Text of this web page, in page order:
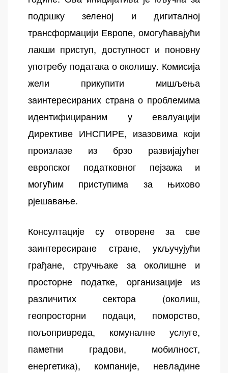
подршку зеленој и дигиталној
трансформацији Европе, омогућавајући
лакши приступ, доступност и поновну
употребу података о околишу. Комисија
жели прикупити мишљења
заинтересираних страна о проблемима
идентифицираним у евалуацији
Директиве ИНСПИРЕ, изазовима који
произлазе из брзо развијајућег
европског податковног пејзажа и
могућим приступима за њихово
рјешавање.
Консултације су отворене за све
заинтересиране стране, укључујући
грађане, стручњаке за околишне и
просторне податке, организације из
различитих сектора (околиш,
геопросторни подаци, поморство,
пољопривреда, комуналне услуге,
паметни градови, мобилност,
енергетика), компаније, невладине